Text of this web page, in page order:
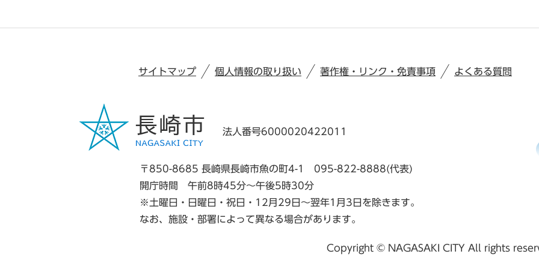
サイトマップ 個人情報の取り扱い 著作権・リンク・免責事項 よくある質問
法人番号6000020422011
〒850-8685 長崎県長崎市魚の町4-1
095-822-8888(代表)
開庁時間 午前8時45分～午後5時30分
※土曜日・日曜日・祝日・12月29日～翌年1月3日を除きます。
なお、施設・部署によって異なる場合があります。
Copyright © NAGASAKI CITY All rights